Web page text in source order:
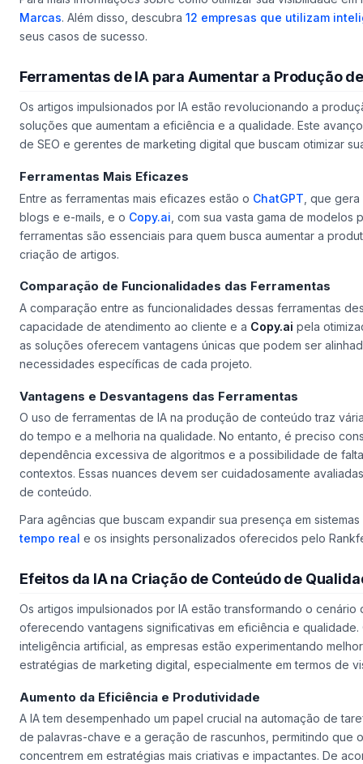
Marcas. Além disso, descubra 12 empresas que utilizam
seus casos de sucesso.
Ferramentas de IA para Aumentar a Produção
Os artigos impulsionados por IA estão revolucionando a
soluções que aumentam a eficiência e a qualidade. Este
de SEO e gerentes de marketing digital que buscam otimizar
Ferramentas Mais Eficazes
Entre as ferramentas mais eficazes estão o ChatGPT , que
blogs e e-mails, e o Copy.ai , com sua vasta gama de modelos
ferramentas são essenciais para quem busca aumentar a
criação de artigos.
Comparação de Funcionalidades das Ferramentas
A comparação entre as funcionalidades dessas ferramentas
capacidade de atendimento ao cliente e a Copy.ai pela
as soluções oferecem vantagens únicas que podem ser
necessidades específicas de cada projeto.
Vantagens e Desvantagens das Ferramentas
O uso de ferramentas de IA na produção de conteúdo traz
do tempo e a melhoria na qualidade. No entanto, é preciso
dependência excessiva de algoritmos e a possibilidade de
contextos. Essas nuances devem ser cuidadosamente
de conteúdo.
Para agências que buscam expandir sua presença em
tempo real e os insights personalizados oferecidos pelo
Efeitos da IA na Criação de Conteúdo de
Os artigos impulsionados por IA estão transformando o
oferecendo vantagens significativas em eficiência e
inteligência artificial, as empresas estão experimentando
estratégias de marketing digital, especialmente em termos de
Aumento da Eficiência e Produtividade
A IA tem desempenhado um papel crucial na automação de
de palavras-chave e a geração de rascunhos, permitindo que
concentrem em estratégias mais criativas e impactantes. De